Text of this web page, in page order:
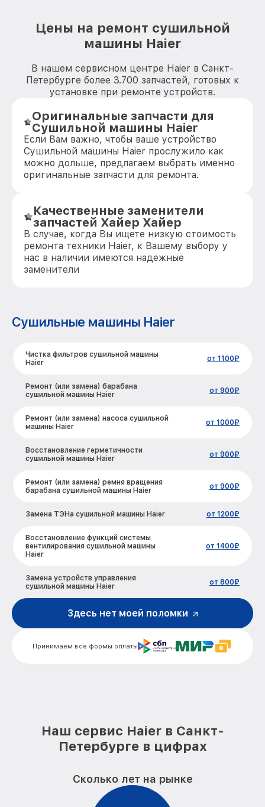
Цены на ремонт сушильной
машины Haier
В нашем сервисном центре Haier в Санкт-
Петербурге более 3.700 запчастей, готовых к
установке при ремонте устройств.
Оригинальные запчасти для
Сушильной машины Haier
Если Вам важно, чтобы ваше устройство
Сушильной машины Haier прослужило как
можно дольше, предлагаем выбрать именно
оригинальные запчасти для ремонта.
Качественные заменители
запчастей Хайер Хайер
В случае, когда Вы ищете низкую стоимость
ремонта техники Haier, к Вашему выбору у
нас в наличии имеются надежные
заменители
Сушильные машины Haier
Чистка фильтров сушильной машины
Haier
от 1100₽
Ремонт (или замена) барабана
сушильной машины Haier
от 900₽
Ремонт (или замена) насоса сушильной
машины Haier
от 1000₽
Восстановление герметичности
сушильной машины Haier
от 900₽
Ремонт (или замена) ремня вращения
барабана сушильной машины Haier
от 900₽
Замена ТЭНа сушильной машины Haier от 1200₽
Восстановление функций системы
вентилирования сушильной машины
Haier
от 1400₽
Замена устройств управления
сушильной машины Haier
от 800₽
Устранение засора сушильной машины
Замена питающего кабеля сушильной
машины Haier
от 1100₽
Замена электродвигателя сушильной
машины Haier
машины Haier
Замена бака сушильной машины Haier
Принимаем все формы оплаты
Здесь нет моей поломки
Наш сервис Haier в Санкт-
Петербурге в цифрах
Сколько лет на рынке